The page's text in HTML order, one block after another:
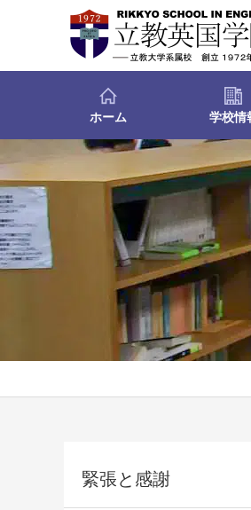
ホーム 学校情
緊張と感謝